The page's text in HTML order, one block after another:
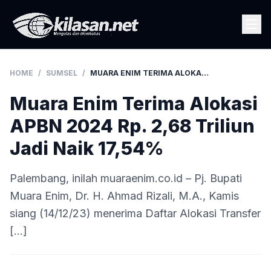
HOME / SUMSEL / MUARA ENIM TERIMA ALOKASI APBN 2024 RP. 2,68 TRILIUN JADI NAIK 17,54%
Muara Enim Terima Alokasi
APBN 2024 Rp. 2,68 Triliun
Jadi Naik 17,54%
Palembang, inilah muaraenim.co.id – Pj. Bupati
Muara Enim, Dr. H. Ahmad Rizali, M.A., Kamis
siang (14/12/23) menerima Daftar Alokasi Transfer
[…]